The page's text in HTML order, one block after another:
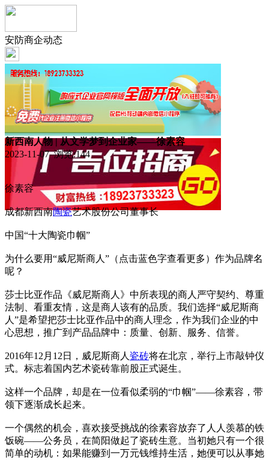
安防商企动态
新西南人物 | 从文学梦到企业家——徐素容
2023-11-07 浏览:144
徐素容
成都新西南陶瓷艺术股份公司董事长
中国“十大陶瓷巾帼”
为什么要用“威尼斯商人”（点击蓝色字查看更多）作为品牌名
呢？
莎士比亚作品《威尼斯商人》中所表现的商人严守契约、尊重
法制、看重友情，这是商人该有的品质。我们选择“威尼斯商
人”是希望把莎士比亚作品中的商人理念，作为我们企业的中
心思想，推广到产品品牌中：质量、创新、服务、信誉。
2016年12月12日，威尼斯商人 瓷砖将在北京，举行上市敲钟仪
式。标志着国内艺术瓷砖靠前股正式诞生。
这样一个品牌，却是在一位看似柔弱的“巾帼”——徐素容，带
领下逐渐成长起来。
一个偶然的机会，喜欢接受挑战的徐素容放弃了人人羡慕的铁
饭碗——公务员，在简阳做起了瓷砖生意。当初她只有一个很
简单的动机：如果能赚到一万元钱维持生活，她便可以从事她